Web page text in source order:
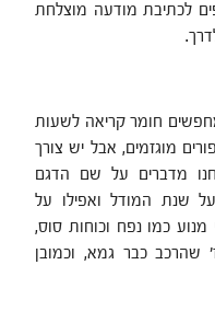
בכתבה הבאה נספק לכם 5 טיפים לכתיבת מודעה מוצלחת
חומר קריאה לשעות
מוגזמים, אבל יש צורך
מדברים על שם הדגם
שנת המודל ואפילו על
כמו נפח וכוחות סוס,
שהרכב כבר גמא, וכמובן